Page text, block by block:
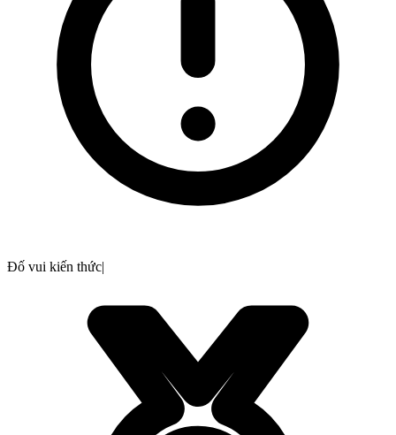
Đố vui kiến thức|